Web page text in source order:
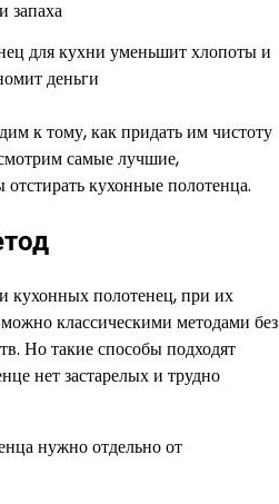
для кухни уменьшит хлопоты и
деньги
к тому, как придать им чистоту
самые лучшие,
кухонные полотенца.
кухонных полотенец, при их
классическими методами без
Но такие способы подходят
нет застарелых и трудно
нужно отдельно от